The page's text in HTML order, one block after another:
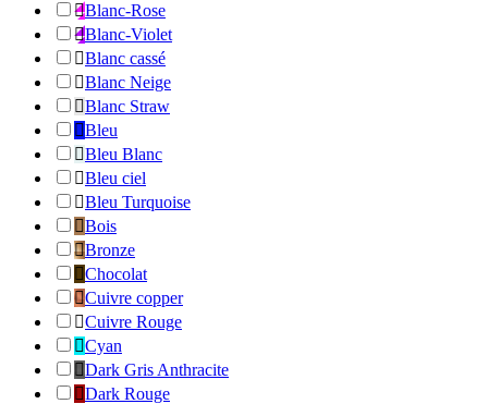
Blanc-Rose
Blanc-Violet
Blanc cassé
Blanc Neige
Blanc Straw
Bleu
Bleu Blanc
Bleu ciel
Bleu Turquoise
Bois
Bronze
Chocolat
Cuivre copper
Cuivre Rouge
Cyan
Dark Gris Anthracite
Dark Rouge